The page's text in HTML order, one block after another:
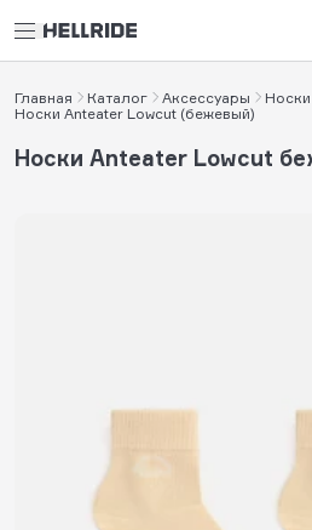
Главная Каталог Аксессуары
Носки
Носки Anteater Lowcut (бежевый)
Носки Anteater Lowcut